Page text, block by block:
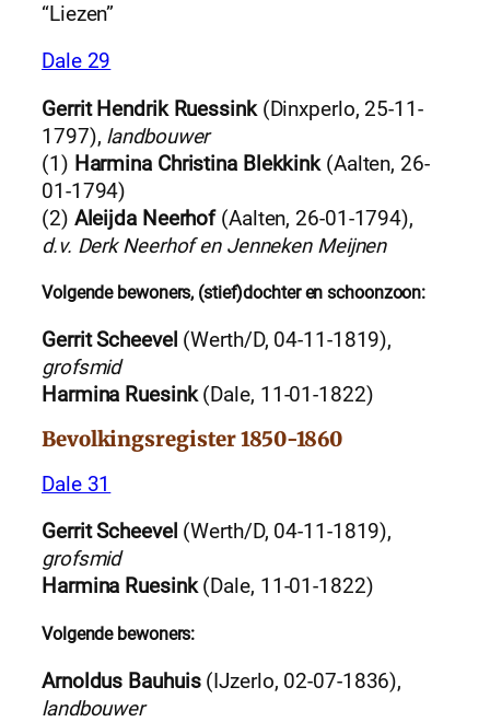
“Liezen”
Dale 29
Gerrit Hendrik Ruessink(Dinxperlo, 25-11-
1797), landbouwer
(1) Harmina Christina Blekkink(Aalten, 26-
01-1794)
(2) Aleijda Neerhof(Aalten, 26-01-1794),
d.v. Derk Neerhof en Jenneken Meijnen
Volgende bewoners, (stief)dochter en schoonzoon:
Gerrit Scheevel (Werth/D, 04-11-1819),
grofsmid
Harmina Ruesink(Dale, 11-01-1822)
Bevolkingsregister 1850-1860
Dale 31
Gerrit Scheevel (Werth/D, 04-11-1819),
grofsmid
Harmina Ruesink(Dale, 11-01-1822)
Volgende bewoners:
Arnoldus Bauhuis(IJzerlo, 02-07-1836),
landbouwer